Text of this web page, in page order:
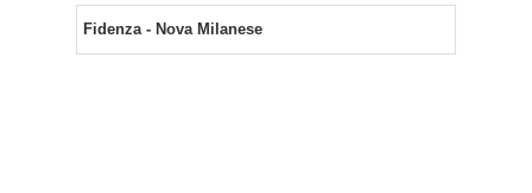
Fidenza - Nova Milanese